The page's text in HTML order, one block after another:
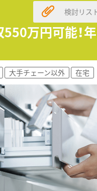
業にも取り組んでいます
ハウを学ぶことができま
風が大きな魅力です。
通しの良さが特徴です。
せる活気ある職場です。
くことができる環境です
万円可能！
検討リス
大手チェーン以外 在宅